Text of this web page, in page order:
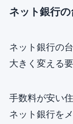
ネット銀行の
ネット銀行の
大きく変える
手数料が安い
ネット銀行を